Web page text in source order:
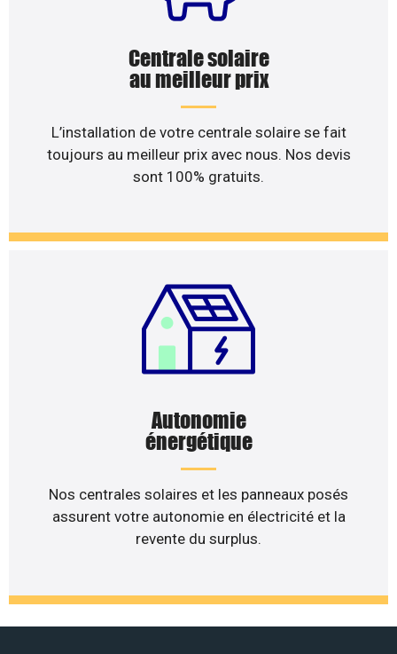
Centrale solaire
au meilleur prix
L’installation de votre centrale solaire se fait
toujours au meilleur prix avec nous. Nos devis
sont 100% gratuits.
Autonomie
énergétique
Nos centrales solaires et les panneaux posés
assurent votre autonomie en électricité et la
revente du surplus.